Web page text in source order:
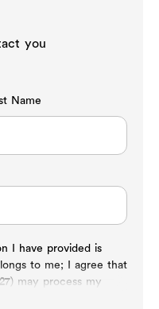
you
Name
I have provided is
to me; I agree that
may process my